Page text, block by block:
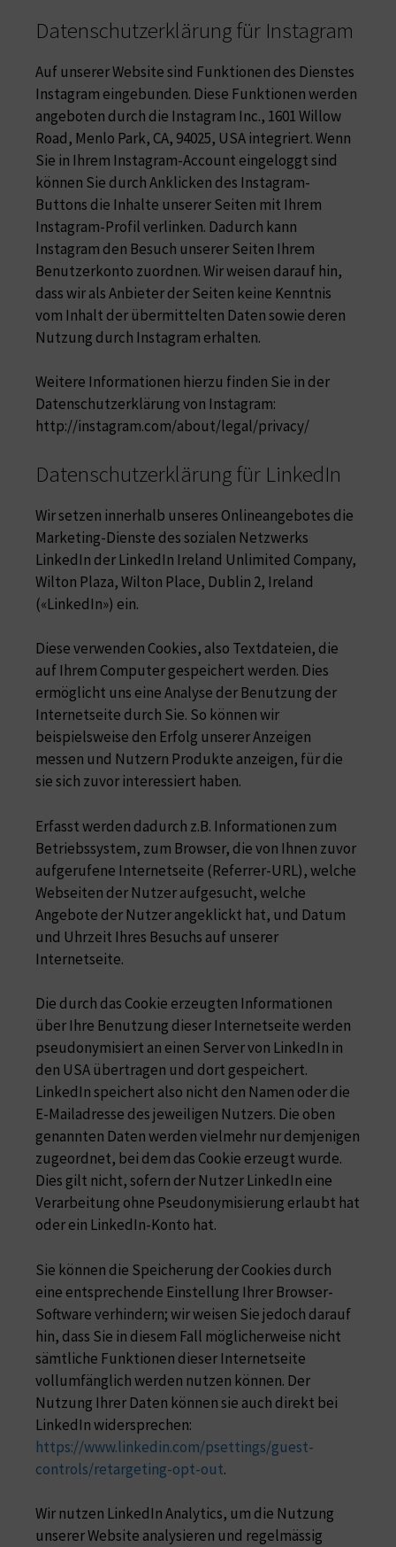
Datenschutzerklärung für Instagram
Auf unserer Website sind Funktionen des Dienstes
Instagram eingebunden. Diese Funktionen werden
angeboten durch die Instagram Inc., 1601 Willow
Road, Menlo Park, CA, 94025, USA integriert. Wenn
Sie in Ihrem Instagram-Account eingeloggt sind
können Sie durch Anklicken des Instagram-
Buttons die Inhalte unserer Seiten mit Ihrem
Instagram-Profil verlinken. Dadurch kann
Instagram den Besuch unserer Seiten Ihrem
Benutzerkonto zuordnen. Wir weisen darauf hin,
dass wir als Anbieter der Seiten keine Kenntnis
vom Inhalt der übermittelten Daten sowie deren
Nutzung durch Instagram erhalten.
Weitere Informationen hierzu finden Sie in der
Datenschutzerklärung von Instagram:
http://instagram.com/about/legal/privacy/
Datenschutzerklärung für LinkedIn
Wir setzen innerhalb unseres Onlineangebotes die
Marketing-Dienste des sozialen Netzwerks
LinkedIn der LinkedIn Ireland Unlimited Company,
Wilton Plaza, Wilton Place, Dublin 2, Ireland
(«LinkedIn») ein.
Diese verwenden Cookies, also Textdateien, die
auf Ihrem Computer gespeichert werden. Dies
ermöglicht uns eine Analyse der Benutzung der
Internetseite durch Sie. So können wir
beispielsweise den Erfolg unserer Anzeigen
messen und Nutzern Produkte anzeigen, für die
sie sich zuvor interessiert haben.
Erfasst werden dadurch z.B. Informationen zum
Betriebssystem, zum Browser, die von Ihnen zuvor
aufgerufene Internetseite (Referrer-URL), welche
Webseiten der Nutzer aufgesucht, welche
Angebote der Nutzer angeklickt hat, und Datum
und Uhrzeit Ihres Besuchs auf unserer
Internetseite.
Die durch das Cookie erzeugten Informationen
über Ihre Benutzung dieser Internetseite werden
pseudonymisiert an einen Server von LinkedIn in
den USA übertragen und dort gespeichert.
LinkedIn speichert also nicht den Namen oder die
E-Mailadresse des jeweiligen Nutzers. Die oben
genannten Daten werden vielmehr nur demjenigen
zugeordnet, bei dem das Cookie erzeugt wurde.
Dies gilt nicht, sofern der Nutzer LinkedIn eine
Verarbeitung ohne Pseudonymisierung erlaubt hat
oder ein LinkedIn-Konto hat.
Sie können die Speicherung der Cookies durch
eine entsprechende Einstellung Ihrer Browser-
Software verhindern; wir weisen Sie jedoch darauf
hin, dass Sie in diesem Fall möglicherweise nicht
sämtliche Funktionen dieser Internetseite
vollumfänglich werden nutzen können. Der
Nutzung Ihrer Daten können sie auch direkt bei
LinkedIn widersprechen:
https://www.linkedin.com/psettings/guest-
controls/retargeting-opt-out.
Wir nutzen LinkedIn Analytics, um die Nutzung
unserer Website analysieren und regelmässig